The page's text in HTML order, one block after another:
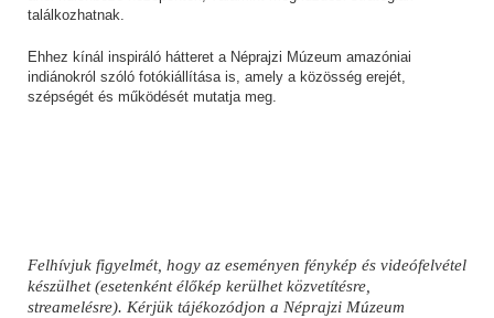
találkozhatnak.
Ehhez kínál inspiráló hátteret a Néprajzi Múzeum amazóniai
indiánokról szóló fotókiállítása is, amely a közösség erejét,
szépségét és működését mutatja meg.
Felhívjuk figyelmét, hogy az eseményen fénykép és videófelvétel
készülhet (esetenként élőkép kerülhet közvetítésre,
streamelésre). Kérjük tájékozódjon a Néprajzi Múzeum